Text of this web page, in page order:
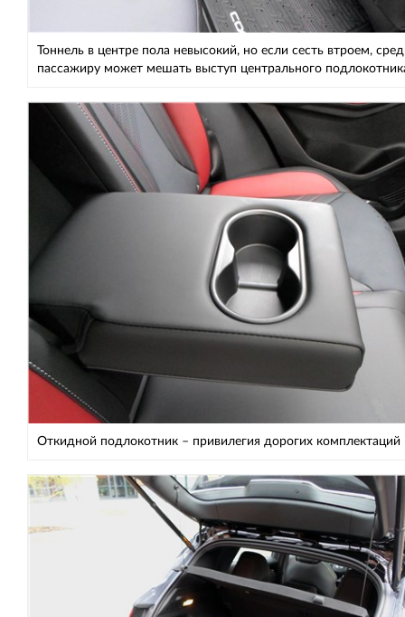
Тоннель в центре пола невысокий, но если сесть втроем,
пассажиру может мешать выступ центрального
Откидной подлокотник – привилегия дорогих комплектаций